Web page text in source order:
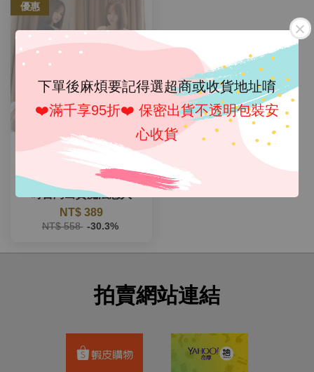
下單後麻煩要記得選超商或收貨地址唷
❤️滿千享95折❤️ 保密出貨不透明包裝安
心收貨
優惠
《A2101》❤長袖冰絲開
叉長洋裝透視款情趣內衣
性感睡衣 全館現貨24小
時台灣出貨魔法戀人
NT$ 389
NT$ 558 -30.3%
拍賣網站連結